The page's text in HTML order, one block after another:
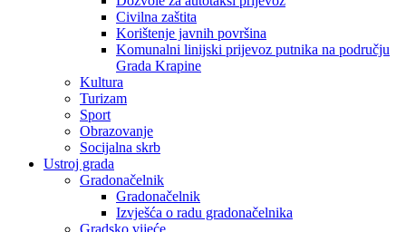
Civilna zaštita
Korištenje javnih površina
Komunalni linijski prijevoz putnika na području
Grada Krapine
Kultura
Turizam
Sport
Obrazovanje
Socijalna skrb
Ustroj grada
Gradonačelnik
Gradonačelnik
Izvješća o radu gradonačelnika
Gradsko vijeće